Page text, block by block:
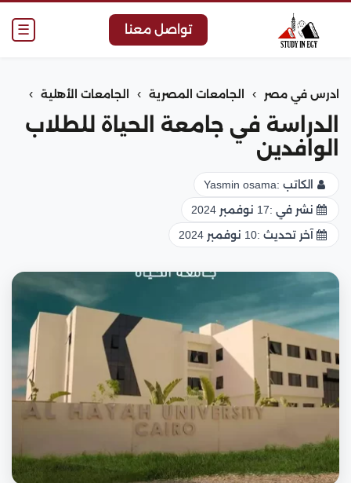
☰ تواصل معنا
ادرس في مصر › الجامعات المصرية › الجامعات الأهلية ›
الدراسة في جامعة الحياة للطلاب
الوافدين
الكاتب :Yasmin osama
نشر في :17 نوفمبر 2024
آخر تحديث :10 نوفمبر 2024